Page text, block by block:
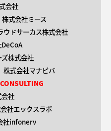
会社
株式会社ミース
ウドサーカス株式会社
株式会社
株式会社マナビバ
会社
社エックスラボ
社infonerv